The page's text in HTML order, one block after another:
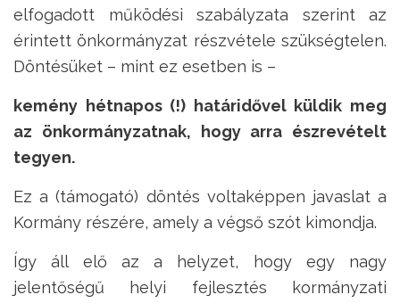
elfogadott működési szabályzata szerint az
érintett önkormányzat részvétele szükségtelen.
Döntésüket – mint ez esetben is –
kemény hétnapos (!) határidővel küldik meg
az önkormányzatnak, hogy arra észrevételt
tegyen.
Ez a (támogató) döntés voltaképpen javaslat a
Kormány részére, amely a végső szót kimondja.
Így áll elő az a helyzet, hogy egy nagy
jelentőségű helyi fejlesztés kormányzati